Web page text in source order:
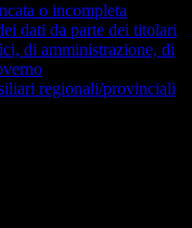
o incompleta
dati da parte dei titolari
di amministrazione, di
regionali/provinciali